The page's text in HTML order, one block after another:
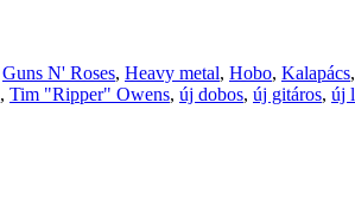
Guns N' Roses, Heavy metal, Hobo, Kalapács,
, Tim "Ripper" Owens, új dobos, új gitáros, új